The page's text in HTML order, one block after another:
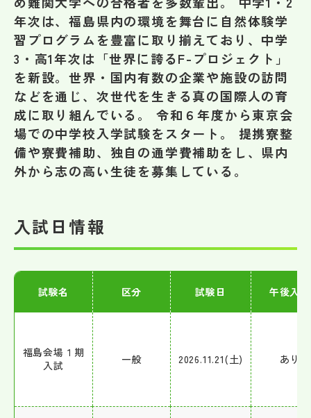
サイトマップ
運営会社
年次は、福島県内の環境を舞台に自然体験学
習プログラムを豊富に取り揃えており、中学
3・高1年次は「世界に誇るF-プロジェクト」
を新設。世界・国内有数の企業や施設の訪問
などを通じ、次世代を生きる真の国際人の育
成に取り組んでいる。 令和６年度から東京会
場での中学校入学試験をスタート。 提携寮整
備や寮費補助、独自の通学費補助をし、県内
外から志の高い生徒を募集している。
入試日情報
試験名 区分 試験日 午後入試
福島会場１期
入試
一般 2026.11.21(土) あり